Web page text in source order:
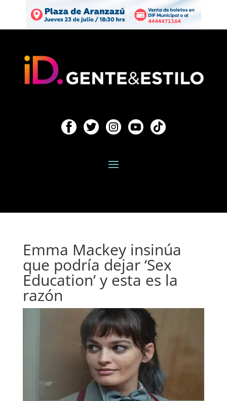
Emma Mackey insinúa
que podría dejar ‘Sex
Education’ y esta es la
razón